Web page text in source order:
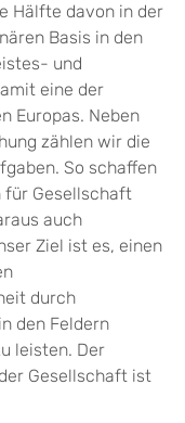
Hälfte davon in der
Basis in den
und
eine der
Europas. Neben
zählen wir die
So schaffen
für Gesellschaft
auch
Ziel ist es, einen
durch
den Feldern
leisten. Der
Gesellschaft ist